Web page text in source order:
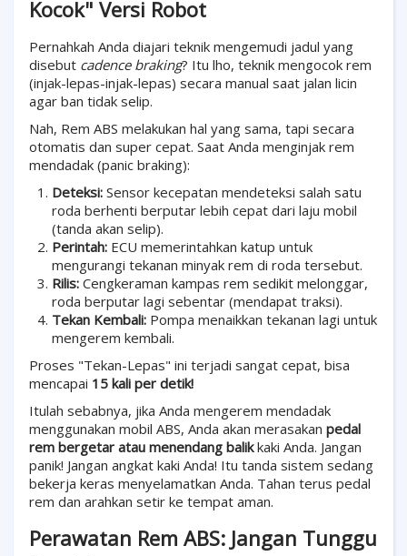
Kocok" Versi Robot
Pernahkah Anda diajari teknik mengemudi jadul yang
disebut cadence braking? Itu lho, teknik mengocok rem
(injak-lepas-injak-lepas) secara manual saat jalan licin
agar ban tidak selip.
Nah, Rem ABS melakukan hal yang sama, tapi secara
otomatis dan super cepat. Saat Anda menginjak rem
mendadak (panic braking):
Deteksi: Sensor kecepatan mendeteksi salah satu
roda berhenti berputar lebih cepat dari laju mobil
(tanda akan selip).
Perintah: ECU memerintahkan katup untuk
mengurangi tekanan minyak rem di roda tersebut.
Rilis: Cengkeraman kampas rem sedikit melonggar,
roda berputar lagi sebentar (mendapat traksi).
Tekan Kembali: Pompa menaikkan tekanan lagi untuk
mengerem kembali.
Proses "Tekan-Lepas" ini terjadi sangat cepat, bisa
mencapai 15 kali per detik!
Itulah sebabnya, jika Anda mengerem mendadak
menggunakan mobil ABS, Anda akan merasakan pedal
rem bergetar atau menendang balikkaki Anda. Jangan
panik! Jangan angkat kaki Anda! Itu tanda sistem sedang
bekerja keras menyelamatkan Anda. Tahan terus pedal
rem dan arahkan setir ke tempat aman.
Perawatan Rem ABS: Jangan Tunggu